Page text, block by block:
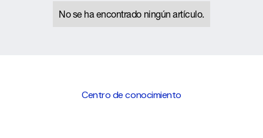
No se ha encontrado ningún artículo.
Centro de conocimiento